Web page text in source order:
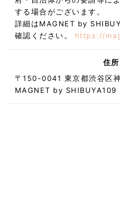
する場合がございます。
詳細はMAGNET by
確認ください。 https://
住所
〒150-0041 東京都渋谷区
MAGNET by